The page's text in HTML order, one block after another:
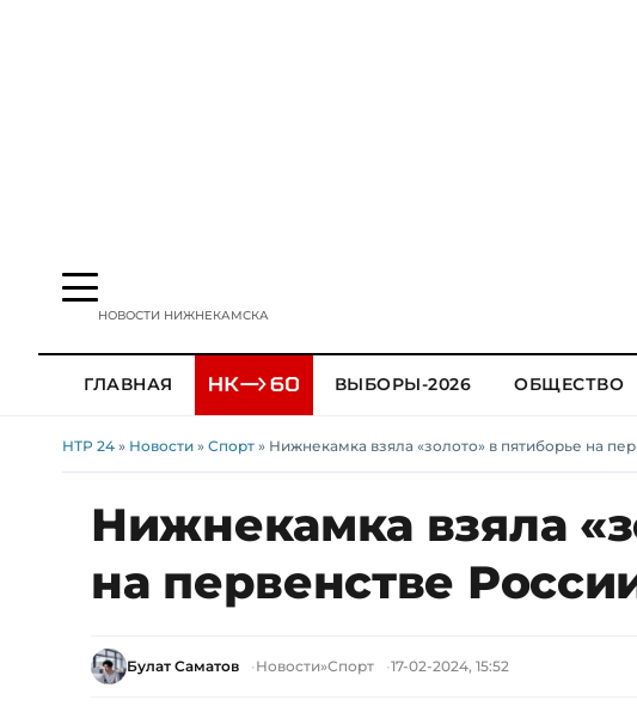
НОВОСТИ НИЖНЕКАМСКА
ГЛАВНАЯ ВЫБОРЫ-2026 ОБЩЕСТВО
НТР 24 » Новости » Спорт » Нижнекамка взяла «золото» в пятиборье на
Нижнекамка взяла
на первенстве
Булат Саматов Новости»Спорт 17-02-2024, 15:52